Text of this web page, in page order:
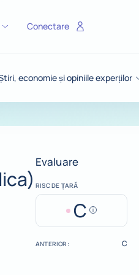
economie și opiniile experților
Conectare
Evaluare
RISC DE ȚARĂ
C Help
ANTERIOR: C